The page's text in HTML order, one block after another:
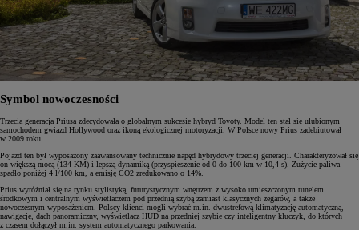
Symbol nowoczesności
Trzecia generacja Priusa zdecydowała o globalnym sukcesie hybryd Toyoty. Model ten stał się ulubionym
samochodem gwiazd Hollywood oraz ikoną ekologicznej motoryzacji. W Polsce nowy Prius zadebiutował
w 2009 roku.
Pojazd ten był wyposażony zaawansowany technicznie napęd hybrydowy trzeciej generacji. Charakteryzował się
on większą mocą (134 KM) i lepszą dynamiką (przyspieszenie od 0 do 100 km w 10,4 s). Zużycie paliwa
spadło poniżej 4 l/100 km, a emisję CO2 zredukowano o 14%.
Prius wyróżniał się na rynku stylistyką, futurystycznym wnętrzem z wysoko umieszczonym tunelem
środkowym i centralnym wyświetlaczem pod przednią szybą zamiast klasycznych zegarów, a także
nowoczesnym wyposażeniem. Polscy klienci mogli wybrać m.in. dwustrefową klimatyzację automatyczną,
nawigację, dach panoramiczny, wyświetlacz HUD na przedniej szybie czy inteligentny kluczyk, do których
z czasem dołączył m.in. system automatycznego parkowania.